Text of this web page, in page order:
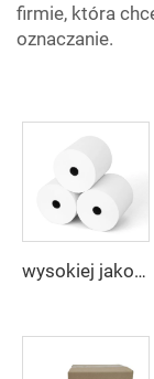
firmie, która
oznaczanie.
wysokiej jakości papier termiczny 2025, 100% czysta pulpa drzewna, rolki papieru termicznego 80x80